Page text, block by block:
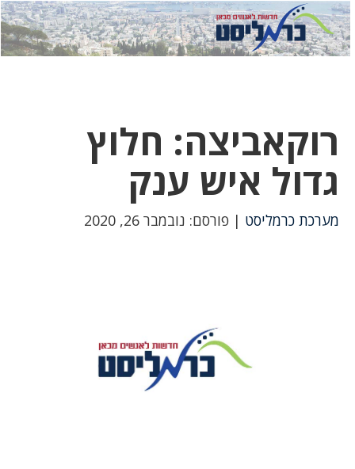
לחץ
כאן
לחץ
כדי
רוקאביצה: חלוץ
גדול איש ענק
מערכת כרמליסט | פורסם: נובמבר 26, 2020